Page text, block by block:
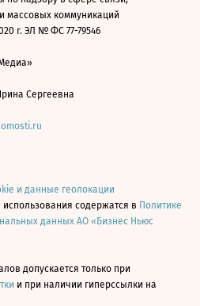
массовых коммуникаций
г. ЭЛ № ФС 77-79546
Сергеевна
и данные геолокации
использования содержатся в Политике
данных АО «Бизнес Ньюс
допускается только при
и при наличии гиперссылки на